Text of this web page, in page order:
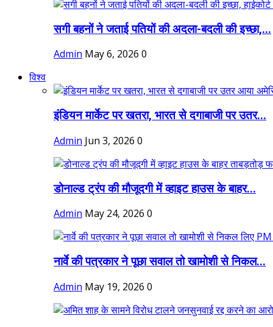
सगी बहनों ने जताई पतियों की अदला-बदली की इच्छा,...
Admin May 6, 2026 0
विश्व
इंडियन मार्केट पर खतरा, भारत से दगाबाजी पर उतर...
Admin Jun 3, 2026 0
डोनाल्ड ट्रंप की मौजूदगी में व्हाइट हाउस के बाहर...
Admin May 24, 2026 0
नार्वे की पत्रकार ने पूछा सवाल तो खामोशी से निकल...
Admin May 19, 2026 0